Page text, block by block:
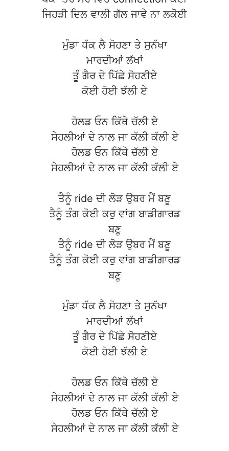
ਜਿਹੜੀ ਦਿਲ ਵਾਲੀ ਗੱਲ ਜਾਵੇ ਨਾ ਲਕੋਈ
ਮੁੰਡਾ ਧੱਕ ਲੈ ਸੋਹਣਾ ਤੇ ਸੁਨੱਖਾ
ਮਾਰਦੀਆਂ ਲੱਖਾਂ
ਤੂੰ ਗੈਰ ਦੇ ਪਿੱਛੇ ਸੋਹਣੀਏ
ਕੋਈ ਹੋਈ ਝੱਲੀ ਏ
ਹੋਲਡ ਓਨ ਕਿੱਥੇ ਚੱਲੀ ਏ
ਸੇਹਲੀਆਂ ਦੇ ਨਾਲ ਜਾ ਕੱਲੀ ਕੱਲੀ ਏ
ਹੋਲਡ ਓਨ ਕਿੱਥੇ ਚੱਲੀ ਏ
ਸੇਹਲੀਆਂ ਦੇ ਨਾਲ ਜਾ ਕੱਲੀ ਕੱਲੀ ਏ
ਤੈਨੂੰ ride ਦੀ ਲੋੜ ਉਬਰ ਮੈਂ ਬਣੂ
ਤੈਨੂੰ ਤੰਗ ਕੋਈ ਕਰੁ ਵਾਂਗ ਬਾਡੀਗਾਰਡ
ਬਣੂ
ਤੈਨੂੰ ride ਦੀ ਲੋੜ ਉਬਰ ਮੈਂ ਬਣੂ
ਤੈਨੂੰ ਤੰਗ ਕੋਈ ਕਰੁ ਵਾਂਗ ਬਾਡੀਗਾਰਡ
ਬਣੂ
ਮੁੰਡਾ ਧੱਕ ਲੈ ਸੋਹਣਾ ਤੇ ਸੁਨੱਖਾ
ਮਾਰਦੀਆਂ ਲੱਖਾਂ
ਤੂੰ ਗੈਰ ਦੇ ਪਿੱਛੇ ਸੋਹਣੀਏ
ਕੋਈ ਹੋਈ ਝੱਲੀ ਏ
ਹੋਲਡ ਓਨ ਕਿੱਥੇ ਚੱਲੀ ਏ
ਸੇਹਲੀਆਂ ਦੇ ਨਾਲ ਜਾ ਕੱਲੀ ਕੱਲੀ ਏ
ਹੋਲਡ ਓਨ ਕਿੱਥੇ ਚੱਲੀ ਏ
ਸੇਹਲੀਆਂ ਦੇ ਨਾਲ ਜਾ ਕੱਲੀ ਕੱਲੀ ਏ